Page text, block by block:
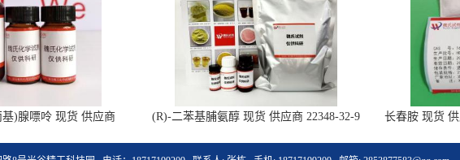
)腺嘌呤 现货 供应商
(R)-二苯基脯氨醇 现货 供应商 22348-32-9
长春胺 现货